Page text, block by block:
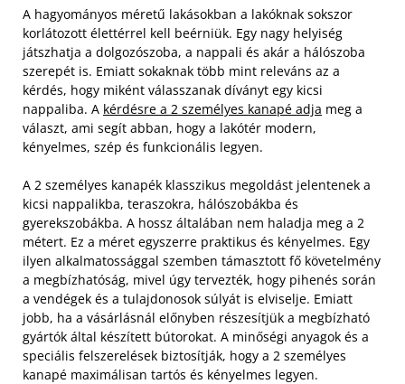
A hagyományos méretű lakásokban a lakóknak sokszor
korlátozott élettérrel kell beérniük. Egy nagy helyiség
játszhatja a dolgozószoba, a nappali és akár a hálószoba
szerepét is. Emiatt sokaknak több mint releváns az a
kérdés, hogy miként válasszanak díványt egy kicsi
nappaliba. A kérdésre a 2 személyes kanapé adja meg a
választ, ami segít abban, hogy a lakótér modern,
kényelmes, szép és funkcionális legyen.
A 2 személyes kanapék klasszikus megoldást jelentenek a
kicsi nappalikba, teraszokra, hálószobákba és
gyerekszobákba. A hossz általában nem haladja meg a 2
métert. Ez a méret egyszerre praktikus és kényelmes. Egy
ilyen alkalmatossággal szemben támasztott fő követelmény
a megbízhatóság, mivel úgy tervezték, hogy pihenés során
a vendégek és a tulajdonosok súlyát is elviselje. Emiatt
jobb, ha a vásárlásnál előnyben részesítjük a megbízható
gyártók által készített bútorokat. A minőségi anyagok és a
speciális felszerelések biztosítják, hogy a 2 személyes
kanapé maximálisan tartós és kényelmes legyen.